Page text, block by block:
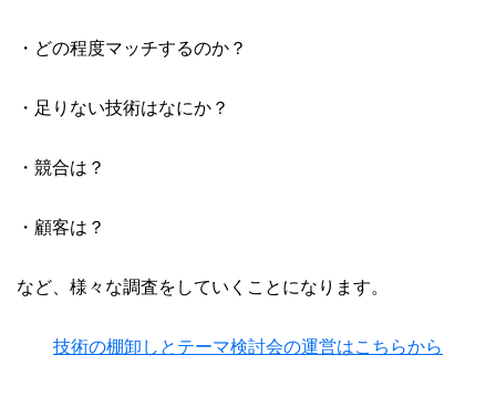
・どの程度マッチするのか？
・足りない技術はなにか？
・競合は？
・顧客は？
など、様々な調査をしていくことになります。
技術の棚卸しとテーマ検討会の運営はこちらから